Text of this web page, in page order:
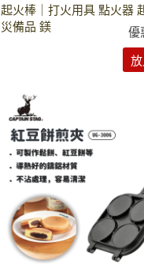
起火棒｜打火用具 點火器
災備品 鎂
優